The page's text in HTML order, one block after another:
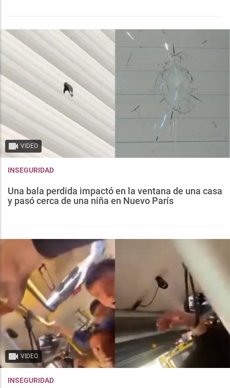
VIDEO
INSEGURIDAD
Una bala perdida impactó en la ventana de una casa
y pasó cerca de una niña en Nuevo París
VIDEO
INSEGURIDAD